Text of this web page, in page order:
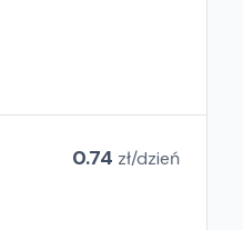
0.74 zł/dzień